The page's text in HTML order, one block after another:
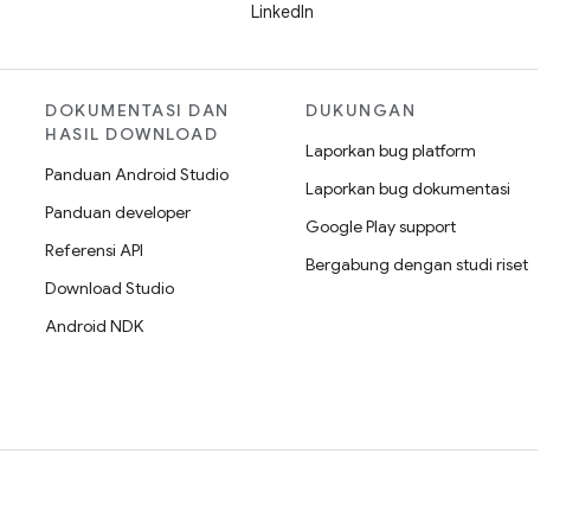
LinkedIn
DOKUMENTASI DAN
HASIL DOWNLOAD
Panduan Android Studio
Panduan developer
Referensi API
Download Studio
Android NDK
DUKUNGAN
Laporkan bug platform
Laporkan bug dokumentasi
Google Play support
Bergabung dengan studi riset